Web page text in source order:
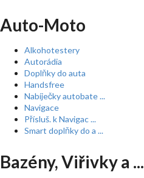
Auto-Moto
Alkohotestery
Autorádia
Doplňky do auta
Handsfree
Nabíječky autobate ...
Navigace
Přísluš. k Navigac ...
Smart doplňky do a ...
Bazény, Viřivky a ...